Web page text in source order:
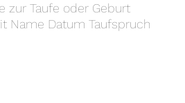
zur Taufe oder Geburt
Name Datum Taufspruch